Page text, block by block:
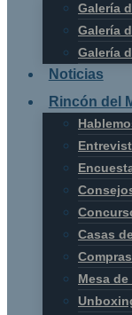
Galería
Galería
Galería
Noticias
Rincón del
Casas
Compras
Mesa